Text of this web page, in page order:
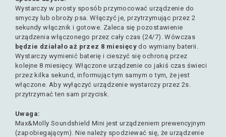
Wystarczy w prosty sposób przymocować urządzenie do
smyczy lub obroży psa. Włączyć je, przytrzymując przez 2
sekundy włącznik i gotowe. Zaleca się pozostawienie
urządzenia włączonego przez cały czas (24/7). Wówczas
będzie działało aż przez 8 miesięcy do wymiany baterii.
Wystarczy wymienić baterię i cieszyć się ochroną przez
kolejne 8 miesięcy. Włączone urządzenie co jakiś czas świeci
przez kilka sekund, informując tym samym o tym, że jest
włączone. Aby wyłączyć urządzenie wystarczy przez 2s.
przytrzymać ten sam przycisk.
Uwaga:
Max&Molly Soundshield Mini jest urządzeniem prewencyjnym
(zapobiegającym). Nie należy spodziewać się, że urządzenie